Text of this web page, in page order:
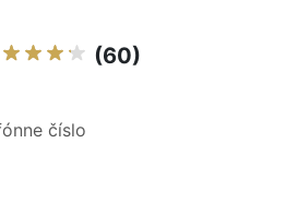
(60)
číslo